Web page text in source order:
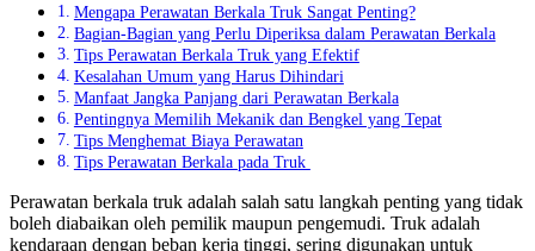
Mengapa Perawatan Berkala Truk Sangat Penting?
Bagian-Bagian yang Perlu Diperiksa dalam Perawatan Berkala
Tips Perawatan Berkala Truk yang Efektif
Kesalahan Umum yang Harus Dihindari
Manfaat Jangka Panjang dari Perawatan Berkala
Pentingnya Memilih Mekanik dan Bengkel yang Tepat
Tips Menghemat Biaya Perawatan
Tips Perawatan Berkala pada Truk
Perawatan berkala truk adalah salah satu langkah penting yang tidak
boleh diabaikan oleh pemilik maupun pengemudi. Truk adalah
kendaraan dengan beban kerja tinggi, sering digunakan untuk